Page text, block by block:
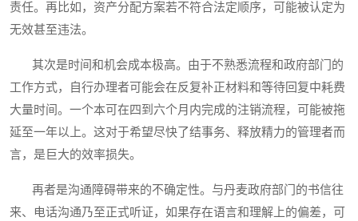
责任。再比如，资产分配方案若不符合法定顺序，可能被认定为
无效甚至违法。
其次是时间和机会成本极高。由于不熟悉流程和政府部门的
工作方式，自行办理者可能会在反复补正材料和等待回复中耗费
大量时间。一个本可在四到六个月内完成的注销流程，可能被拖
延至一年以上。这对于希望尽快了结事务、释放精力的管理者而
言，是巨大的效率损失。
再者是沟通障碍带来的不确定性。与丹麦政府部门的书信往
来、电话沟通乃至正式听证，如果存在语言和理解上的偏差，可